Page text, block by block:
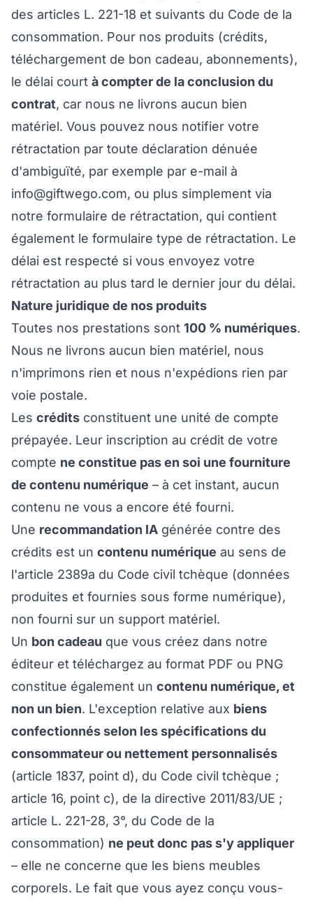
des articles L. 221-18 et suivants du Code de la
consommation. Pour nos produits (crédits,
téléchargement de bon cadeau, abonnements),
le délai court à compter de la conclusion du
contrat, car nous ne livrons aucun bien
matériel. Vous pouvez nous notifier votre
rétractation par toute déclaration dénuée
d'ambiguïté, par exemple par e-mail à
info@giftwego.com, ou plus simplement via
notre formulaire de rétractation, qui contient
également le formulaire type de rétractation. Le
délai est respecté si vous envoyez votre
rétractation au plus tard le dernier jour du délai.
Nature juridique de nos produits
Toutes nos prestations sont 100 % numériques.
Nous ne livrons aucun bien matériel, nous
n'imprimons rien et nous n'expédions rien par
voie postale.
Les crédits constituent une unité de compte
prépayée. Leur inscription au crédit de votre
compte ne constitue pas en soi une fourniture
de contenu numérique – à cet instant, aucun
contenu ne vous a encore été fourni.
Une recommandation IA générée contre des
crédits est un contenu numérique au sens de
l'article 2389a du Code civil tchèque (données
produites et fournies sous forme numérique),
non fourni sur un support matériel.
Un bon cadeau que vous créez dans notre
éditeur et téléchargez au format PDF ou PNG
constitue également un contenu numérique, et
non un bien. L'exception relative aux biens
confectionnés selon les spécifications du
consommateur ou nettement personnalisés
(article 1837, point d), du Code civil tchèque ;
article 16, point c), de la directive 2011/83/UE ;
article L. 221-28, 3°, du Code de la
consommation) ne peut donc pas s'y appliquer
– elle ne concerne que les biens meubles
corporels. Le fait que vous ayez conçu vous-